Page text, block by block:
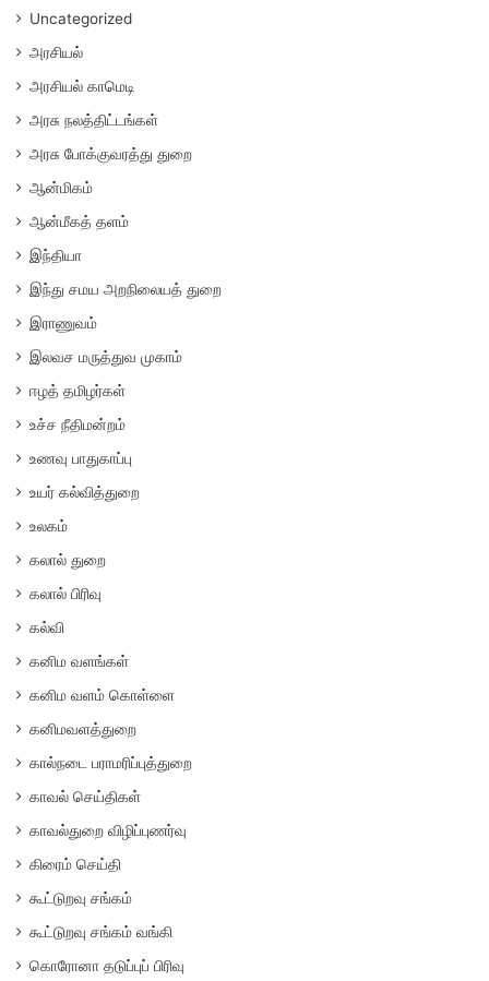
Uncategorized
அரசியல்
அரசியல் காமெடி
அரசு நலத்திட்டங்கள்
அரசு போக்குவரத்து துறை
ஆன்மிகம்
ஆன்மீகத் தளம்
இந்தியா
இந்து சமய அறநிலையத் துறை
இராணுவம்
இலவச மருத்துவ முகாம்
ஈழத் தமிழர்கள்
உச்ச நீதிமன்றம்
உணவு பாதுகாப்பு
உயர் கல்வித்துறை
உலகம்
கலால் துறை
கலால் பிரிவு
கல்வி
கனிம வளங்கள்
கனிம வளம் கொள்ளை
கனிமவளத்துறை
கால்நடை பராமரிப்புத்துறை
காவல் செய்திகள்
காவல்துறை விழிப்புணர்வு
கிரைம் செய்தி
கூட்டுறவு சங்கம்
கூட்டுறவு சங்கம் வங்கி
கொரோனா தடுப்புப் பிரிவு